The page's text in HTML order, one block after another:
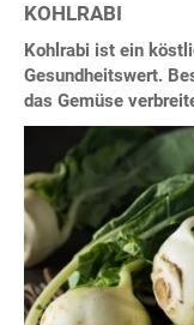
KOHLRABI
Kohlrabi ist ein
Gesundheitswert.
das Gemüse